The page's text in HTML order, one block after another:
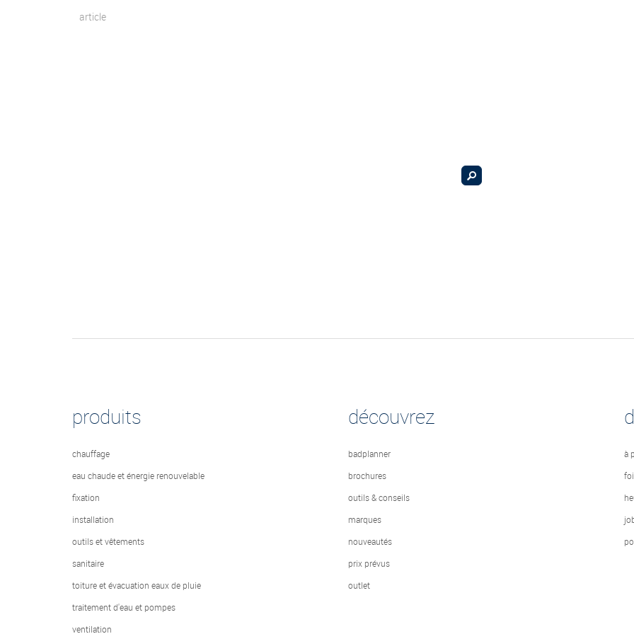
article
produits
chauffage
eau chaude et énergie renouvelable
fixation
installation
outils et vêtements
sanitaire
toiture et évacuation eaux de pluie
traitement d'eau et pompes
ventilation
découvrez
badplanner
brochures
outils & conseils
marques
nouveautés
prix prévus
outlet
à